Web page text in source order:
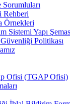
Rehberi
Örnekleri
Sistemi Yapı
Güvenliği Politikası
Ofisi (TGAP Ofisi)